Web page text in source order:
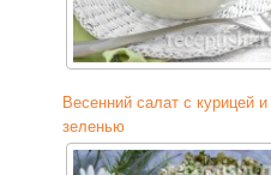
Весенний салат с курицей и
зеленью